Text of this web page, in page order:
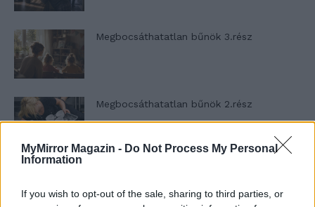
MyMirror Magazin - Do Not Process My Personal
Information
If you wish to opt-out of the sale, sharing to third parties, or
Megbocsáthatatlan bűnök 3.rész
Megbocsáthatatlan bűnök 2.rész